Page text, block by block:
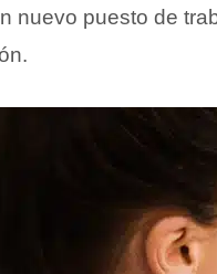
nuevo puesto de